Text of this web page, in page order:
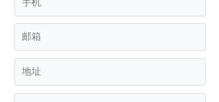
v
a
i